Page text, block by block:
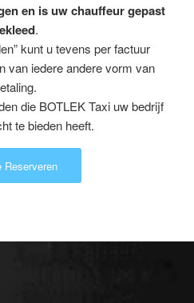
en is uw chauffeur gepast
.
kunt u tevens per factuur
van iedere andere vorm van
die BOTLEK Taxi uw bedrijf
te bieden heeft.
Reserveren